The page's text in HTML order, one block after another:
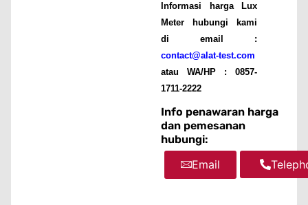
Informasi harga Lux
Meter hubungi kami
di email :
contact@alat-test.com
atau WA/HP : 0857-
1711-2222
Info penawaran harga
dan pemesanan
hubungi:
Email